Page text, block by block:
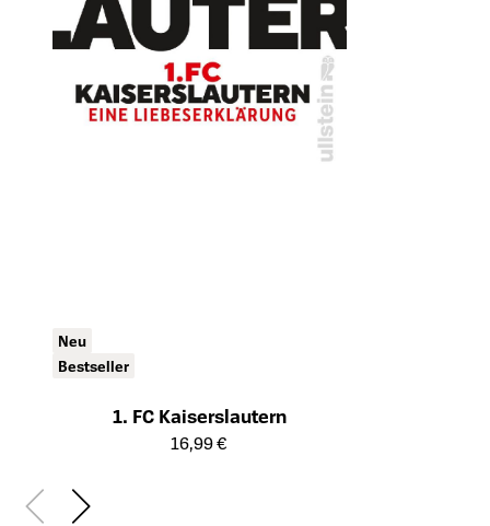
Neu
Bestseller
1. FC Kaiserslautern
Öffnet die Detailseite des Produkts
16,99 €